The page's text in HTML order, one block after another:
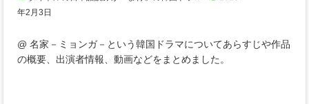
年2月3日
@ 名家－ミョンガ－という韓国ドラマについてあらすじや作品
の概要、出演者情報、動画などをまとめました。